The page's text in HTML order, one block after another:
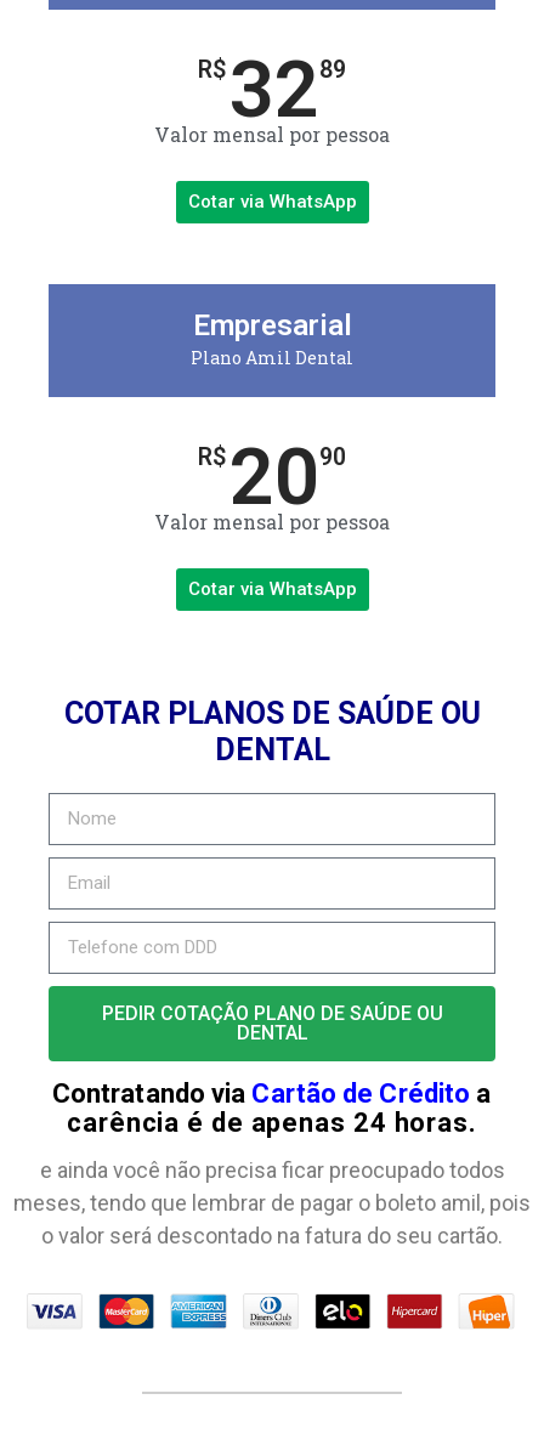
R$ 3289
Valor mensal por pessoa
Cotar via WhatsApp
Empresarial
Plano Amil Dental
R$ 2090
Valor mensal por pessoa
Cotar via WhatsApp
COTAR PLANOS DE SAÚDE OU
DENTAL
PEDIR COTAÇÃO PLANO DE SAÚDE OU
DENTAL
Contratando via Cartão de Crédito a
carência é de apenas 24 horas.
e ainda você não precisa ficar preocupado todos
meses, tendo que lembrar de pagar o boleto amil, pois
o valor será descontado na fatura do seu cartão.